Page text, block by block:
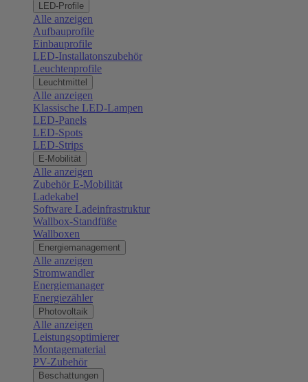
LED-Profile
Alle anzeigen
Aufbauprofile
Einbauprofile
LED-Installatonszubehör
Leuchtenprofile
Leuchtmittel
Alle anzeigen
Klassische LED-Lampen
LED-Panels
LED-Spots
LED-Strips
E-Mobilität
Alle anzeigen
Zubehör E-Mobilität
Ladekabel
Software Ladeinfrastruktur
Wallbox-Standfüße
Wallboxen
Energiemanagement
Alle anzeigen
Stromwandler
Energiemanager
Energiezähler
Photovoltaik
Alle anzeigen
Leistungsoptimierer
Montagematerial
PV-Zubehör
Beschattungen